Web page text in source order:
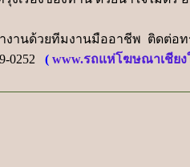
านด้วยทีมงานมืออาชีพ ติดต่อท
0252
(www.รถแห่โฆษณาเชียง